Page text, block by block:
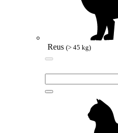
Reus (> 45 kg)